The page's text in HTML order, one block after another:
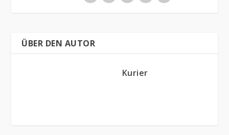
ÜBER DEN AUTOR
Kurier